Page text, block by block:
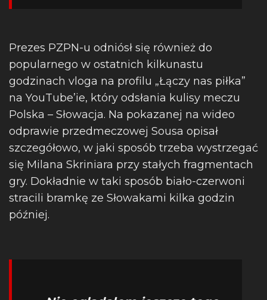
Prezes PZPN-u odniósł się również do
popularnego w ostatnich kilkunastu
godzinach vloga na profilu „Łączy nas piłka”
na YouTube’ie, który odsłania kulisy meczu
Polska – Słowacja. Na pokazanej na wideo
odprawie przedmeczowej Sousa opisał
szczegółowo, w jaki sposób trzeba wystrzegać
się Milana Skriniara przy stałych fragmentach
gry. Dokładnie w taki sposób biało-czerwoni
stracili bramkę ze Słowakami kilka godzin
później.